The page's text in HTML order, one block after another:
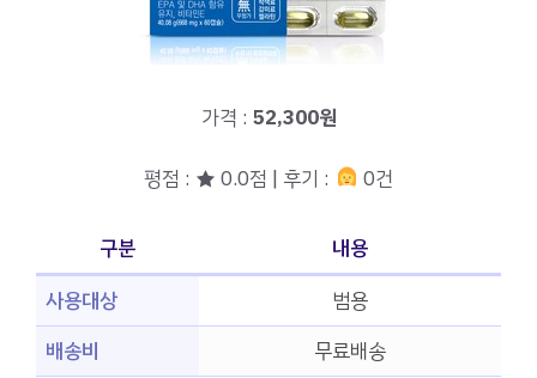
가격 : 52,300원
평점 : ★ 0.0점 | 후기 : 0건
구분
내용
사용대상
범용
배송비
무료배송